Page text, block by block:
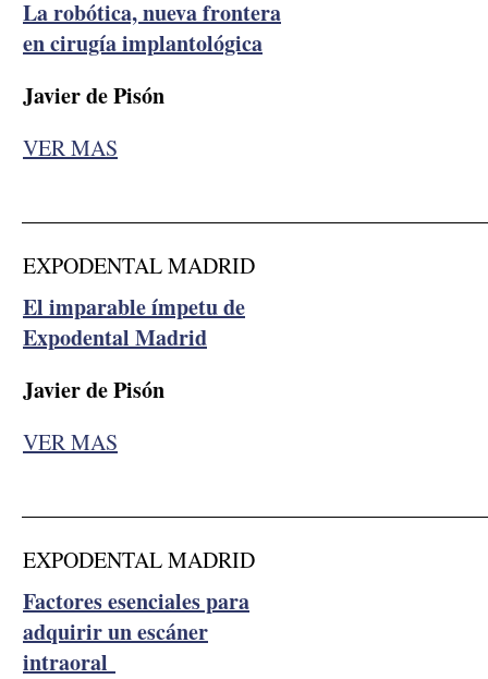
La robótica, nueva frontera
en cirugía implantológica
Javier de Pisón
VER MAS
EXPODENTAL MADRID
El imparable ímpetu de
Expodental Madrid
Javier de Pisón
VER MAS
EXPODENTAL MADRID
Factores esenciales para
adquirir un escáner
intraoral